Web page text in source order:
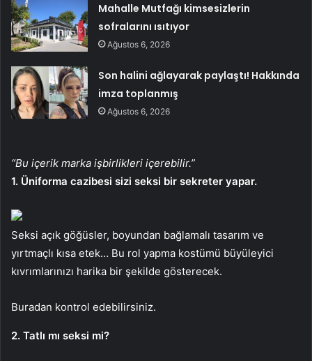
Mahalle Mutfağı kimsesizlerin
sofralarını ısıtıyor
Ağustos 6, 2026
Son halini ağlayarak paylaştı! Hakkında
imza toplanmış
Ağustos 6, 2026
“Bu içerik marka işbirlikleri içerebilir.”
1. Üniforma cazibesi sizi seksi bir sekreter yapar.
Seksi açık göğüsler, boyundan bağlamalı tasarım ve
yırtmaçlı kısa etek… Bu rol yapma kostümü büyüleyici
kıvrımlarınızı harika bir şekilde gösterecek.
Buradan kontrol edebilirsiniz.
2. Tatlı mı seksi mi?